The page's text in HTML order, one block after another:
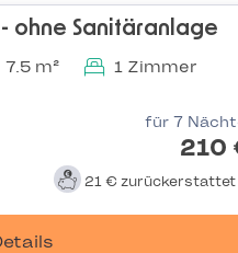
ohne Sanitäranlage
7.5 m² 1 Zimmer
für 7
210
21 € zurückerstattet